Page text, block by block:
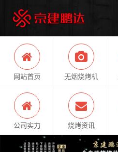
网站首页 无烟烧烤机
公司实力 烧烤资讯